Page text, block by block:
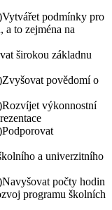
Vytvářet podmínky pro
to zejména na
širokou základnu
Zvyšovat povědomí o
Rozvíjet výkonnostní
Podporovat
a univerzitního
Navyšovat počty hodin
programu školních